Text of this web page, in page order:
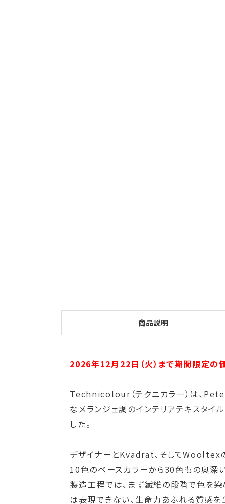
商品説明
2026年12月22日（火）まで期間限定の
Technicolour（テクニカラー）は、
なメランジェ調のインテリアテキスタイ
した。
デザイナーとKvadrat、そしてWooltex
10色のベースカラーから30色もの奥深
製造工程では、まず繊維の段階で色を
は表現できない、生命力あふれる質感を